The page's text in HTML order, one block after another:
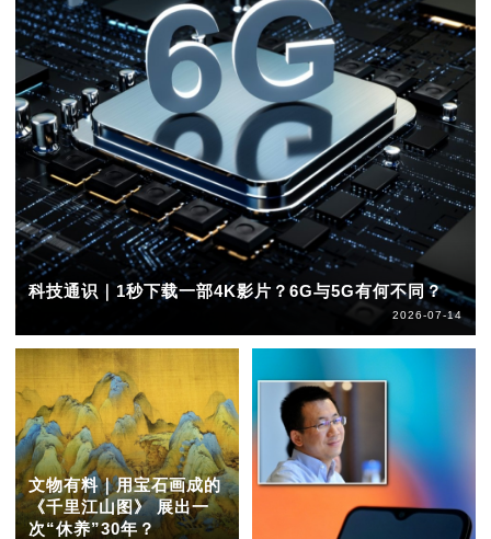
科技通识｜1秒下载一部4K影片？6G与5G有何不同？
2026-07-14
文物有料｜用宝石画成的
《千里江山图》 展出一
次“休养”30年？